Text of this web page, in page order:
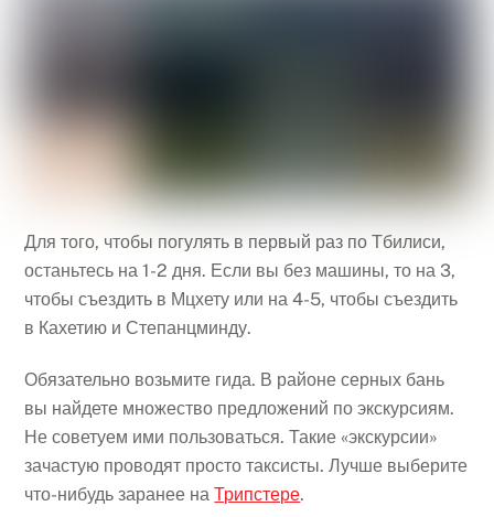
Для того, чтобы погулять в первый раз по Тбилиси,
останьтесь на 1-2 дня. Если вы без машины, то на 3,
чтобы съездить в Мцхету или на 4-5, чтобы съездить
в Кахетию и Степанцминду.
Обязательно возьмите гида. В районе серных бань
вы найдете множество предложений по экскурсиям.
Не советуем ими пользоваться. Такие «экскурсии»
зачастую проводят просто таксисты. Лучше выберите
что-нибудь заранее наТрипстере.